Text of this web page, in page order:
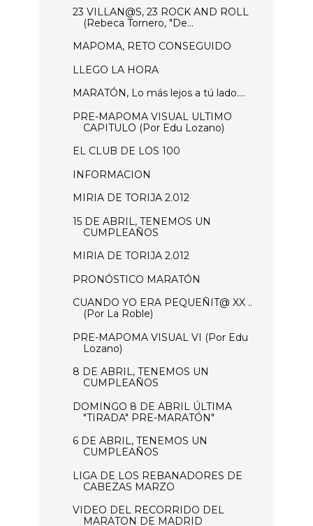
23 VILLAN@S, 23 ROCK AND ROLL
(Rebeca Tornero, "De...
MAPOMA, RETO CONSEGUIDO
LLEGO LA HORA
MARATÓN, Lo más lejos a tú lado....
PRE-MAPOMA VISUAL ULTIMO
CAPITULO (Por Edu Lozano)
EL CLUB DE LOS 100
INFORMACION
MIRIA DE TORIJA 2.012
15 DE ABRIL, TENEMOS UN
CUMPLEAÑOS
MIRIA DE TORIJA 2.012
PRONÓSTICO MARATÓN
CUANDO YO ERA PEQUEÑIT@ XX ..
(Por La Roble)
PRE-MAPOMA VISUAL VI (Por Edu
Lozano)
8 DE ABRIL, TENEMOS UN
CUMPLEAÑOS
DOMINGO 8 DE ABRIL ÚLTIMA
"TIRADA" PRE-MARATÓN"
6 DE ABRIL, TENEMOS UN
CUMPLEAÑOS
LIGA DE LOS REBANADORES DE
CABEZAS MARZO
VIDEO DEL RECORRIDO DEL
MARATON DE MADRID